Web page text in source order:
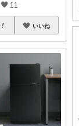
11
いいね